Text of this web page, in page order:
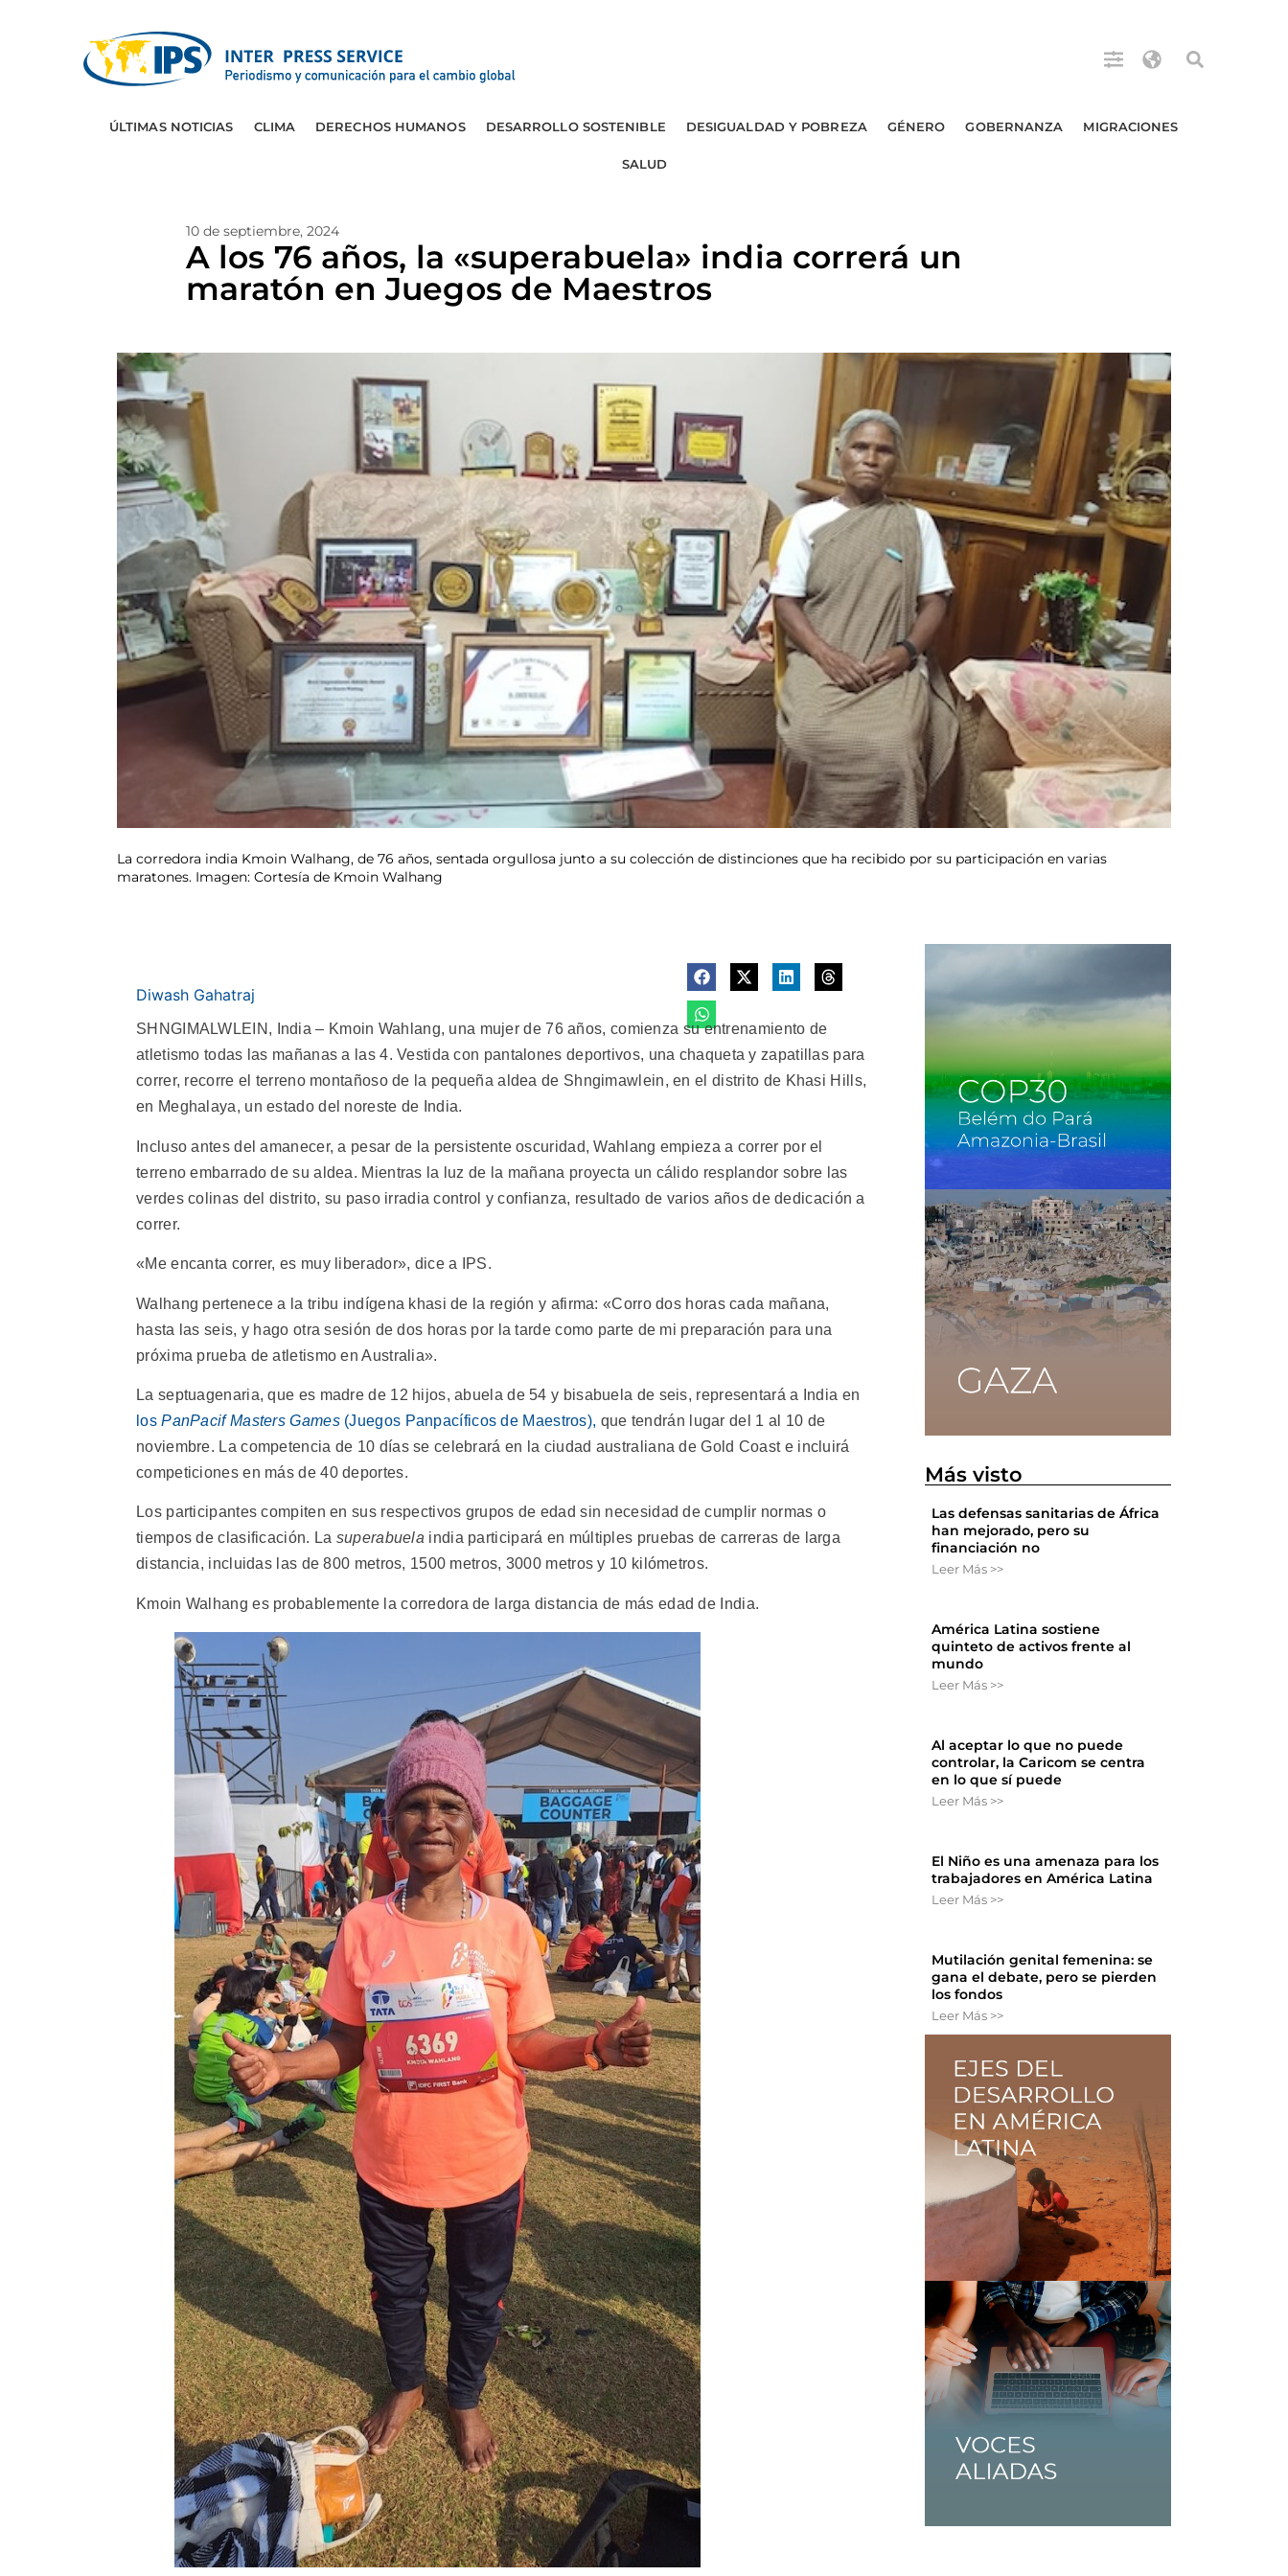
ÚLTIMAS NOTICIAS CLIMA DERECHOS HUMANOS DESARROLLO SOSTENIBLE DESIGUALDAD Y POBREZA GÉNERO GOBERNANZA MIGRACIONES
SALUD
10 de septiembre, 2024
A los 76 años, la «superabuela» india correrá un
maratón en Juegos de Maestros
La corredora india Kmoin Walhang, de 76 años, sentada orgullosa junto a su colección de distinciones que ha recibido por su participación en varias
maratones. Imagen: Cortesía de Kmoin Walhang
Diwash Gahatraj
SHNGIMALWLEIN, India – Kmoin Wahlang, una mujer de 76 años, comienza su entrenamiento de
atletismo todas las mañanas a las 4. Vestida con pantalones deportivos, una chaqueta y zapatillas para
correr, recorre el terreno montañoso de la pequeña aldea de Shngimawlein, en el distrito de Khasi Hills,
en Meghalaya, un estado del noreste de India.
Incluso antes del amanecer, a pesar de la persistente oscuridad, Wahlang empieza a correr por el
terreno embarrado de su aldea. Mientras la luz de la mañana proyecta un cálido resplandor sobre las
verdes colinas del distrito, su paso irradia control y confianza, resultado de varios años de dedicación a
correr.
«Me encanta correr, es muy liberador», dice a IPS.
Walhang pertenece a la tribu indígena khasi de la región y afirma: «Corro dos horas cada mañana,
hasta las seis, y hago otra sesión de dos horas por la tarde como parte de mi preparación para una
próxima prueba de atletismo en Australia».
La septuagenaria, que es madre de 12 hijos, abuela de 54 y bisabuela de seis, representará a India en
losPanPacif Masters Games(Juegos Panpacíficos de Maestros), que tendrán lugar del 1 al 10 de
noviembre. La competencia de 10 días se celebrará en la ciudad australiana de Gold Coast e incluirá
competiciones en más de 40 deportes.
Los participantes compiten en sus respectivos grupos de edad sin necesidad de cumplir normas o
tiempos de clasificación. La superabuela india participará en múltiples pruebas de carreras de larga
distancia, incluidas las de 800 metros, 1500 metros, 3000 metros y 10 kilómetros.
Kmoin Walhang es probablemente la corredora de larga distancia de más edad de India.
Más visto
Las defensas sanitarias de África
han mejorado, pero su
financiación no
Leer Más >>
América Latina sostiene
quinteto de activos frente al
mundo
Leer Más >>
Al aceptar lo que no puede
controlar, la Caricom se centra
en lo que sí puede
Leer Más >>
El Niño es una amenaza para los
trabajadores en América Latina
Leer Más >>
Mutilación genital femenina: se
gana el debate, pero se pierden
los fondos
Leer Más >>